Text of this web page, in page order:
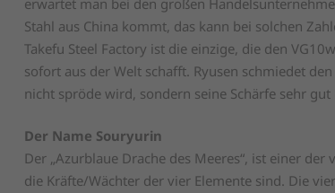
Stahl aus China kommt, das kann bei solchen
Takefu Steel Factory ist die einzige, die den
sofort aus der Welt schafft. Ryusen schmiedet
nicht spröde wird, sondern seine Schärfe sehr gut
Der Name Souryurin
Der „Azurblaue Drache des Meeres“, ist einer
die Kräfte/Wächter der vier Elemente sind. Die